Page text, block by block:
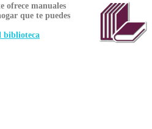
ofrece manuales
que te puedes
biblioteca